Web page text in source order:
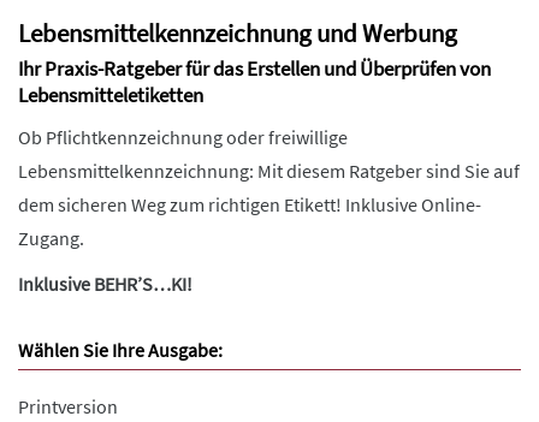
Lebensmittelkennzeichnung und Werbung
Ihr Praxis-Ratgeber für das Erstellen und Überprüfen von
Lebensmitteletiketten
Ob Pflichtkennzeichnung oder freiwillige
Lebensmittelkennzeichnung: Mit diesem Ratgeber sind Sie auf
dem sicheren Weg zum richtigen Etikett! Inklusive Online-
Zugang.
Inklusive BEHR’S…KI!
Wählen Sie Ihre Ausgabe:
Printversion